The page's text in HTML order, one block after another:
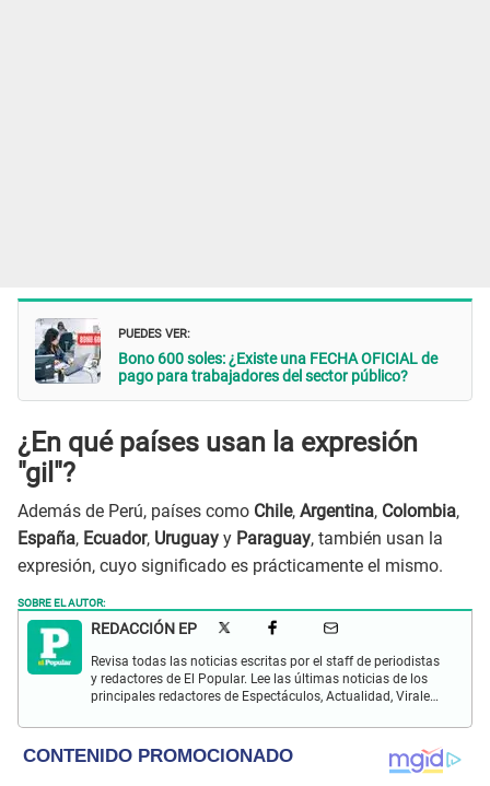
PUEDES VER:
Bono 600 soles: ¿Existe una FECHA OFICIAL de
pago para trabajadores del sector público?
¿En qué países usan la expresión
"gil"?
Además de Perú, países como Chile, Argentina, Colombia,
España, Ecuador, Uruguay y Paraguay, también usan la
expresión, cuyo significado es prácticamente el mismo.
SOBRE EL AUTOR:
REDACCIÓN EP
Revisa todas las noticias escritas por el staff de periodistas
y redactores de El Popular. Lee las últimas noticias de los
principales redactores de Espectáculos, Actualidad, Virales,